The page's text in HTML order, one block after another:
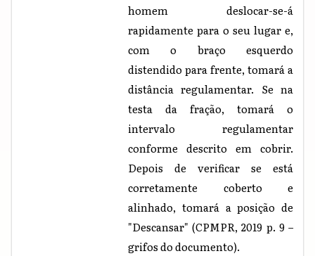
homem deslocar-se-á
rapidamente para o seu lugar e,
com o braço esquerdo
distendido para frente, tomará a
distância regulamentar. Se na
testa da fração, tomará o
intervalo regulamentar
conforme descrito em cobrir.
Depois de verificar se está
corretamente coberto e
alinhado, tomará a posição de
"Descansar" (CPMPR, 2019 p. 9 –
grifos do documento).